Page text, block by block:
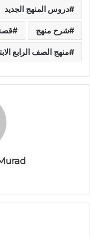
دروس المنهج الجديد
شرح منهج
منهج الصف الرابع